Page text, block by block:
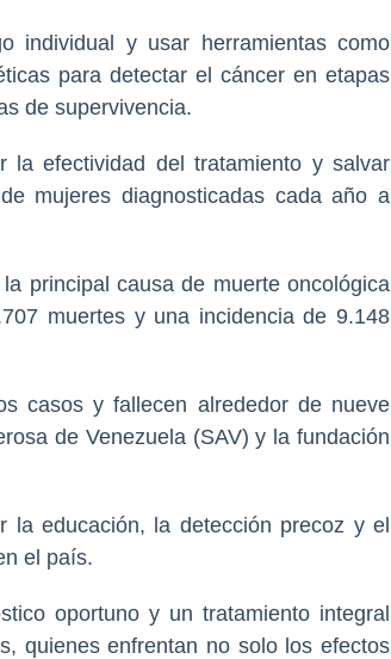
individual y usar herramientas como
para detectar el cáncer en etapas
de supervivencia.
la efectividad del tratamiento y salvar
mujeres diagnosticadas cada año a
principal causa de muerte oncológica
muertes y una incidencia de 9.148
casos y fallecen alrededor de nueve
de Venezuela (SAV) y la fundación
la educación, la detección precoz y el
el país.
oportuno y un tratamiento integral
quienes enfrentan no solo los efectos